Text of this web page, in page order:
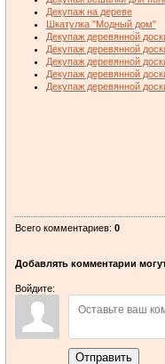
Декупаж на дереве
Шкатулка "Модный дом"
Декупаж деревянной
Декупаж деревянной
Декупаж деревянной
Декупаж деревянной
Декупаж деревянной
Всего комментариев: 0
Добавлять комментарии
Войдите:
Отправить